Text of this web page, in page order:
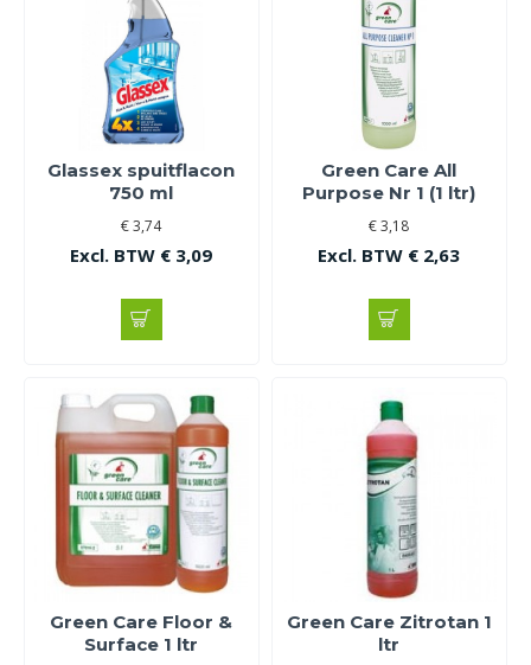
Glassex spuitflacon
750 ml
€ 3,74
Excl. BTW € 3,09
Green Care All
Purpose Nr 1 (1 ltr)
€ 3,18
Excl. BTW € 2,63
Green Care Floor &
Surface 1 ltr
Green Care Zitrotan 1
ltr